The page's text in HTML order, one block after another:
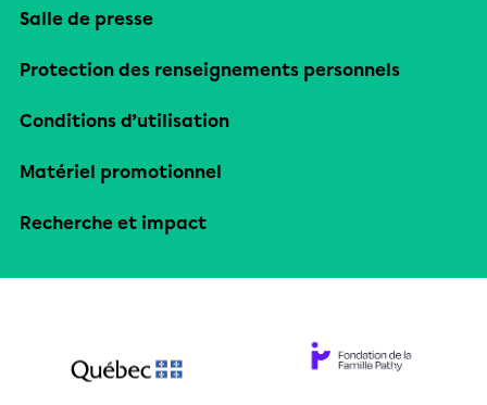
Salle de presse
Protection des renseignements personnels
Conditions d’utilisation
Matériel promotionnel
Recherche et impact